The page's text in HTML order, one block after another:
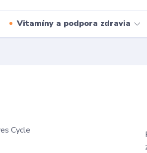
Vitamíny a podpora zdravia